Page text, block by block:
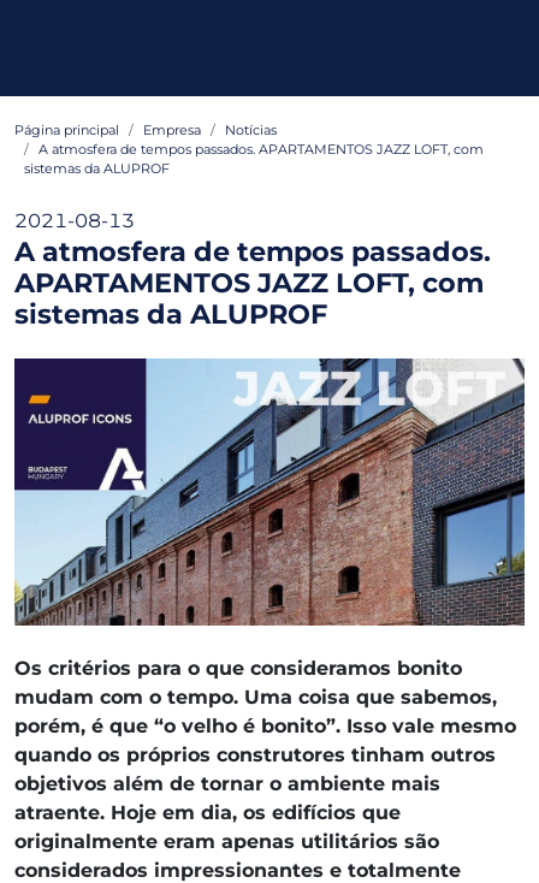
Página principal Empresa
Notícias
A atmosfera de tempos passados. APARTAMENTOS JAZZ LOFT, com
sistemas da ALUPROF
2021-08-13
A atmosfera de tempos passados.
APARTAMENTOS JAZZ LOFT, com
sistemas da ALUPROF
Os critérios para o que consideramos bonito
mudam com o tempo. Uma coisa que sabemos,
porém, é que “o velho é bonito”. Isso vale mesmo
quando os próprios construtores tinham outros
objetivos além de tornar o ambiente mais
atraente. Hoje em dia, os edifícios que
originalmente eram apenas utilitários são
considerados impressionantes e totalmente